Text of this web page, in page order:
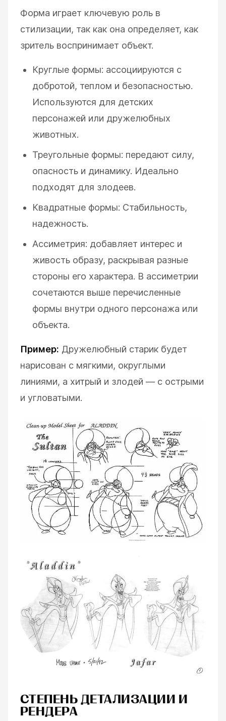
Форма играет ключевую роль в
стилизации, так как она определяет, как
зритель воспринимает объект.
Круглые формы: ассоциируются с
добротой, теплом и безопасностью.
Используются для детских
персонажей или дружелюбных
животных.
Треугольные формы: передают силу,
опасность и динамику. Идеально
подходят для злодеев.
Квадратные формы: Стабильность,
надежность.
Ассиметрия: добавляет интерес и
живость образу, раскрывая разные
стороны его характера. В ассиметрии
сочетаются выше перечисленные
формы внутри одного персонажа или
объекта.
Пример: Дружелюбный старик будет
нарисован с мягкими, округлыми
линиями, а хитрый и злодей — с острыми
и угловатыми.
СТЕПЕНЬ ДЕТАЛИЗАЦИИ И
РЕНДЕРА